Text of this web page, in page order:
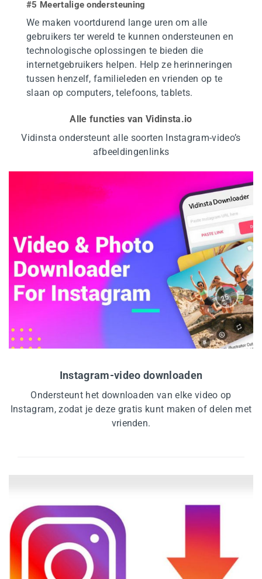
#5 Meertalige ondersteuning
We maken voortdurend lange uren om alle
gebruikers ter wereld te kunnen ondersteunen en
technologische oplossingen te bieden die
internetgebruikers helpen. Help ze herinneringen
tussen henzelf, familieleden en vrienden op te
slaan op computers, telefoons, tablets.
Alle functies van Vidinsta.io
Vidinsta ondersteunt alle soorten Instagram-video’s
afbeeldingenlinks
Instagram-video downloaden
Ondersteunt het downloaden van elke video op
Instagram, zodat je deze gratis kunt maken of delen met
vrienden.